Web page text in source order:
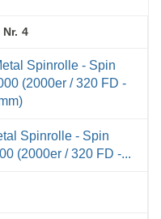
4
Spinrolle - Spin
(2000er / 320 FD -...